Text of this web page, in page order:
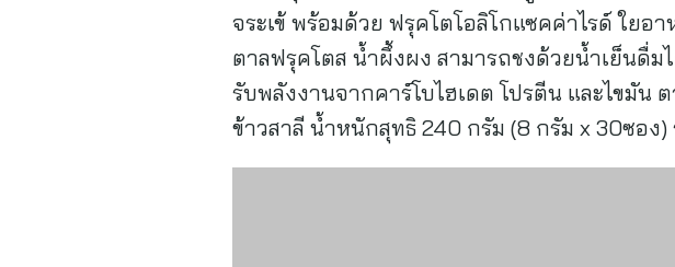
จระเข้ พร้อมด้วย ฟรุคโตโอลิโกแซคค่าไรด์ ใยอ
ตาลฟรุคโตส น้ำผึ้งผง สามารถชงด้วยน้ำเย็นดื่
รับพลังงานจากคาร์โบไฮเดต โปรตีน และไขมัน
ข้าวสาลี น้ำหนักสุทธิ 240 กรัม (8 กรัม x 30ซอง)